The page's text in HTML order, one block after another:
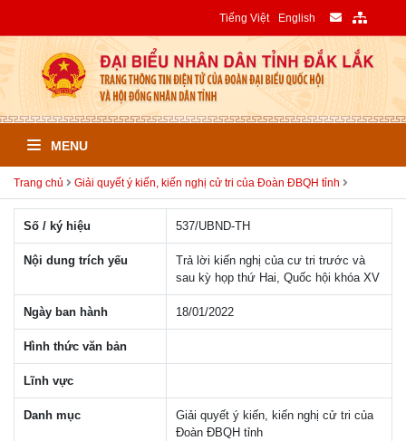
Tiếng Việt English
MENU
Trang chủ Giải quyết ý kiến, kiến nghị cử tri của Đoàn ĐBQH tỉnh
Số / ký hiệu 537/UBND-TH
Nội dung trích yếu
Trả lời kiến nghị của cư tri trước và
sau kỳ họp thứ Hai, Quốc hội khóa XV
Ngày ban hành 18/01/2022
Hình thức văn bản
Lĩnh vực
Danh mục
Giải quyết ý kiến, kiến nghị cử tri của
Đoàn ĐBQH tỉnh